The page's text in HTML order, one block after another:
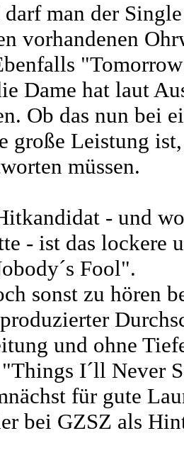
darf man der
vorhandenen
Dame hat laut
Ob das nun bei
große Leistung
müssen.
- und
- ist das lockere
Fool".
sonst zu hören
und ohne
I´ll Never
für gute
bei GZSZ als